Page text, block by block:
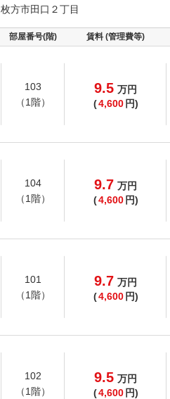
枚方市田口２丁目
部屋番号(階) 賃料 (管理費等)
103
（1階）
9.5 万円
(4,600 円)
104
（1階）
9.7 万円
(4,600 円)
101
（1階）
9.7 万円
(4,600 円)
102
（1階）
9.5 万円
(4,600 円)